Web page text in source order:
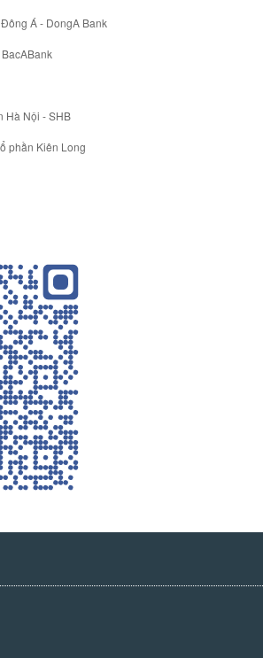
Á - DongA Bank
Hà Nội - SHB
phần Kiên Long